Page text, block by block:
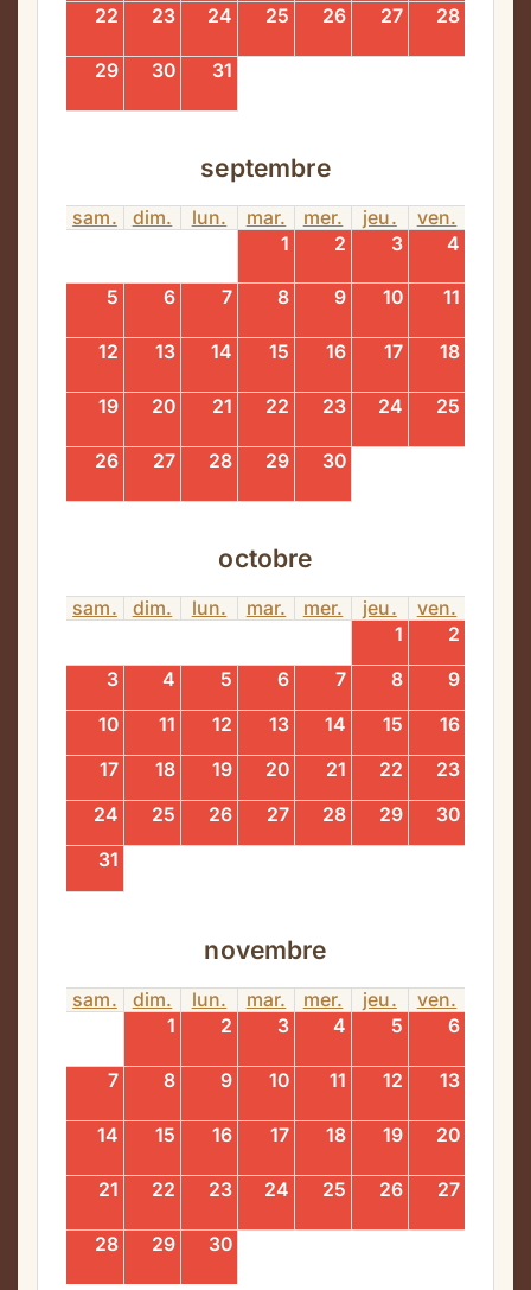
22 23 24 25 26 27 28
29 30 31
septembre
sam. dim. lun. mar. mer. jeu.
ven.
1
2 3 4
5 6 7 8 9 10 11
12 13 14 15 16 17 18
19 20 21 22 23 24 25
26 27 28 29 30
octobre
sam. dim. lun. mar. mer. jeu.
ven.
1
2
3
4 5 6 7 8
9
10
11 12 13 14 15
16
17
18 19 20 21 22
23
24
25 26 27 28 29
30
31
novembre
sam. dim. lun. mar. mer. jeu.
ven.
1
2 3 4 5 6
7 8 9 10 11 12 13
14 15 16 17 18 19 20
21 22 23 24 25 26 27
28 29 30